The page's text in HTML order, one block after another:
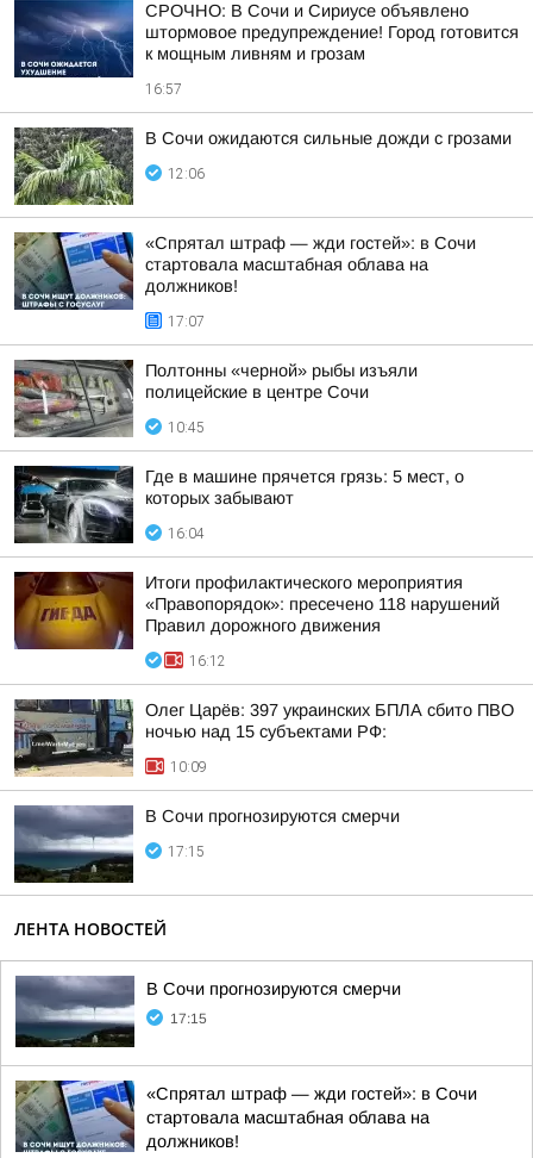
СРОЧНО: В Сочи и Сириусе объявлено
штормовое предупреждение! Город готовится
к мощным ливням и грозам
16:57
В Сочи ожидаются сильные дожди с грозами
12:06
«Спрятал штраф — жди гостей»: в Сочи
стартовала масштабная облава на
должников!
17:07
Полтонны «черной» рыбы изъяли
полицейские в центре Сочи
10:45
Где в машине прячется грязь: 5 мест, о
которых забывают
16:04
Итоги профилактического мероприятия
«Правопорядок»: пресечено 118 нарушений
Правил дорожного движения
16:12
Олег Царёв: 397 украинских БПЛА сбито ПВО
ночью над 15 субъектами РФ:
10:09
В Сочи прогнозируются смерчи
17:15
ЛЕНТА НОВОСТЕЙ
В Сочи прогнозируются смерчи
17:15
«Спрятал штраф — жди гостей»: в Сочи
стартовала масштабная облава на
должников!